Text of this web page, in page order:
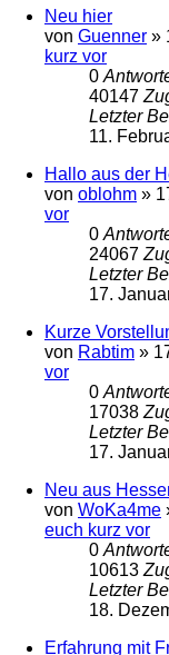
Neu hier
von Guenner »
kurz vor
0
40147
Letzter
11.
Hallo aus der
von oblohm »
vor
0
24067
Letzter
17.
Kurze
von Rabtim »
vor
0
17038
Letzter
17.
Neu aus
von WoKa4me
euch kurz vor
0
10613
Letzter
18.
Erfahrung mit